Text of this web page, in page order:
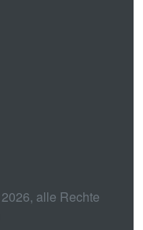
2026, alle Rechte